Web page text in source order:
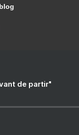
de partir"